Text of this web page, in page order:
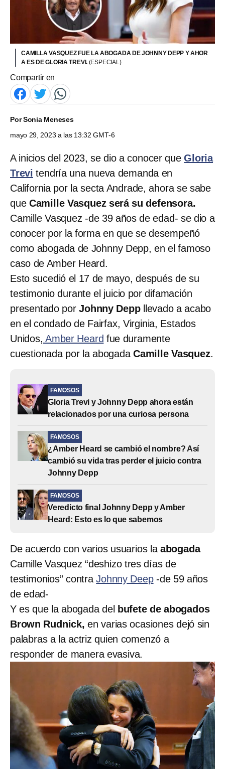
CAMILLA VASQUEZ FUE LA ABOGADA DE JOHNNY DEPP Y AHOR
A ES DE GLORIA TREVI. (ESPECIAL)
Compartir en
PorSonia Meneses
mayo 29, 2023 a las 13:32 GMT-6
A inicios del 2023, se dio a conocer que Gloria
Trevi tendría una nueva demanda en
California por la secta Andrade, ahora se sabe
que Camille Vasquez será su defensora.
Camille Vasquez -de 39 años de edad- se dio a
conocer por la forma en que se desempeñó
como abogada de Johnny Depp, en el famoso
caso de Amber Heard.
Esto sucedió el 17 de mayo, después de su
testimonio durante el juicio por difamación
presentado porJohnny Depp llevado a acabo
en el condado de Fairfax, Virginia, Estados
Unidos, Amber Heard fue duramente
cuestionada por la abogadaCamille Vasquez.
FAMOSOS
Gloria Trevi y Johnny Depp ahora están
relacionados por una curiosa persona
FAMOSOS
¿Amber Heard se cambió el nombre? Así
cambió su vida tras perder el juicio contra
Johnny Depp
FAMOSOS
Veredicto final Johnny Depp y Amber
Heard: Esto es lo que sabemos
De acuerdo con varios usuarios la abogada
Camille Vasquez “deshizo tres días de
testimonios” contraJohnny Deep-de 59 años
de edad-
Y es que la abogada del bufete de abogados
Brown Rudnick,en varias ocasiones dejó sin
palabras a la actriz quien comenzó a
responder de manera evasiva.